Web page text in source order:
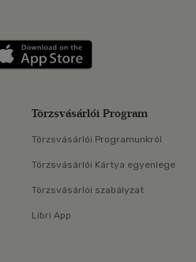
a LinkedInen
Szerezd meg: Google
Törzsvásárlói Program
Törzsvásárlói Programunkról
Törzsvásárlói Kártya egyenlege
Törzsvásárlói szabályzat
Libri App